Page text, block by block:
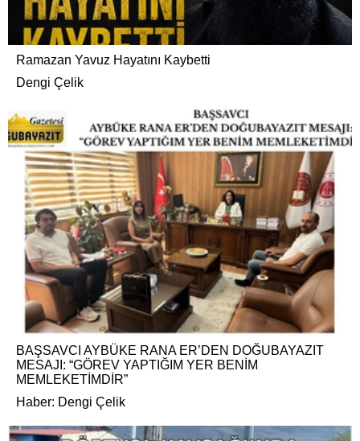
Ramazan Yavuz Hayatını Kaybetti
Dengi Çelik
BAŞSAVCI AYBÜKE RANA ER’DEN DOĞUBAYAZIT
MESAJI: “GÖREV YAPTIĞIM YER BENİM
MEMLEKETİMDİR”
Haber: Dengi Çelik